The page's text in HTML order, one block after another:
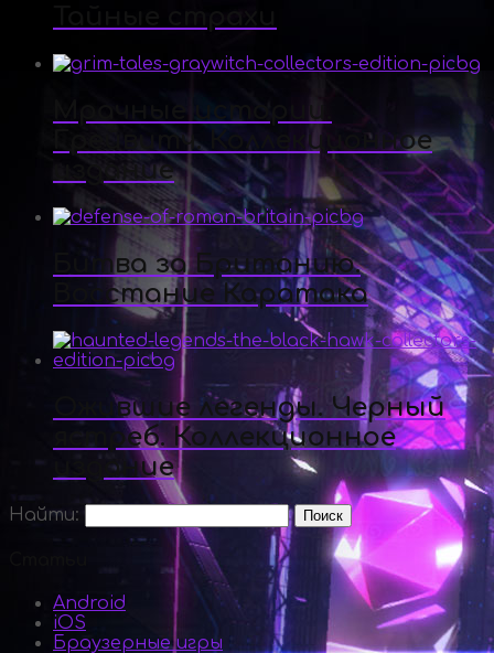
Мрачные истории.
Грейвитч. Коллекционное
издание
Битва за Британию.
Восстание Каратака
Ожившие легенды. Черный
ястреб. Коллекционное
издание
Найти:
Android
iOS
Браузерные игры